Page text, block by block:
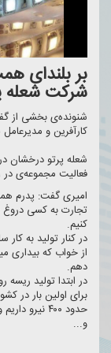
بر بلندای
شركت شعله
شنونده‌ی بخشی از
كارآفرین و
شعله پرتو
فعالیت مجموعه‌ی در
امیری گفت: پدرم
تجارت به كسی دروغ
كنیم.
در كنار تولید به
از خواب كه بیداری
دهم.
در ابتدا تولید
برای اولین بار در
حدود ۴۰۰
و...